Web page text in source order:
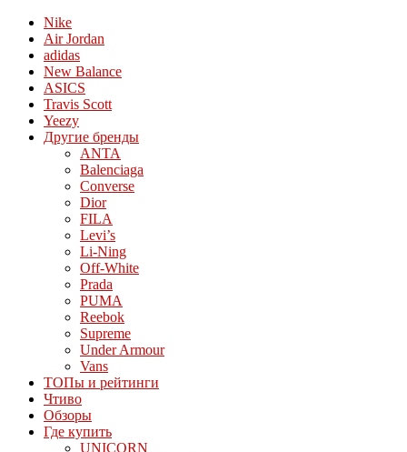
Nike
Air Jordan
adidas
New Balance
ASICS
Travis Scott
Yeezy
Другие бренды
ANTA
Balenciaga
Converse
Dior
FILA
Levi’s
Li-Ning
Off-White
Prada
PUMA
Reebok
Supreme
Under Armour
Vans
ТОПы и рейтинги
Чтиво
Обзоры
Где купить
UNICORN